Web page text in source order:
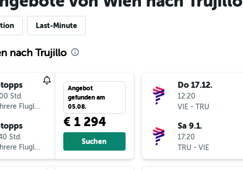
Last-Minute
nach Trujillo
Std.
Fluglinien
Std.
Fluglinien
Angebot
gefunden am
05.08.
€ 1 294
Suchen
Do 17.12.
12:20
VIE - TRU
Sa 9.1.
17:20
TRU - VIE